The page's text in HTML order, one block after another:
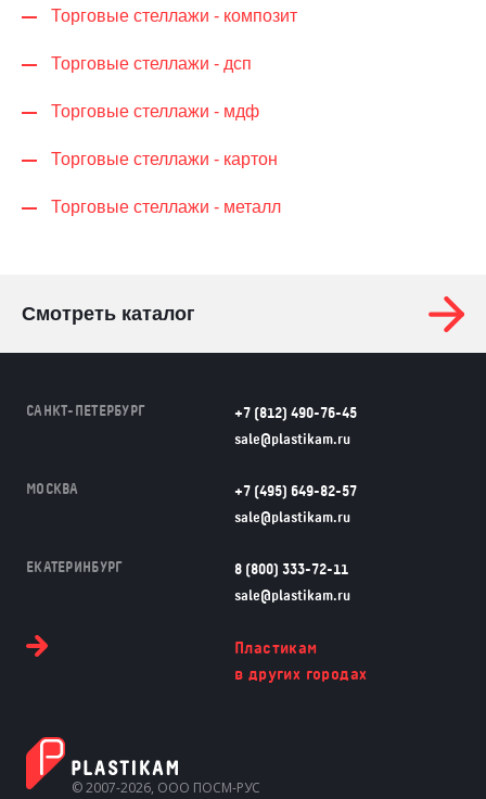
Торговые стеллажи - композит
Торговые стеллажи - дсп
Торговые стеллажи - мдф
Торговые стеллажи - картон
Торговые стеллажи - металл
Смотреть каталог
САНКТ-ПЕТЕРБУРГ
+7 (812) 490-76-45
sale@plastikam.ru
МОСКВА
+7 (495) 649-82-57
sale@plastikam.ru
ЕКАТЕРИНБУРГ
8 (800) 333-72-11
sale@plastikam.ru
Пластикам
в других городах
© 2007-2026, ООО ПОСМ-РУС